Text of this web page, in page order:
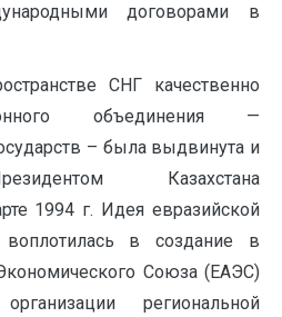
договорами в
СНГ качественно
объединения —
– была выдвинута и
Казахстана
1994 г. Идея евразийской
воплотилась в создание в
Союза (ЕАЭС)
региональной